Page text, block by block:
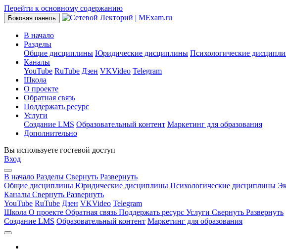
Перейти к основному содержанию
Боковая панель
В начало
Разделы
Общие дисциплины Юридические дисциплины Психологические
Каналы
YouTube RuTube Дзен VKVideo Telegram
Школа
О проекте
Обратная связь
Поддержать ресурс
Услуги
Создание LMS Образовательный контент Маркетинг для образования
Дополнительно
Вы используете гостевой доступ
Вход
В начало Разделы Свернуть Развернуть
Общие дисциплины Юридические дисциплины Психологические дисциплины
Каналы Свернуть Развернуть
YouTube RuTube Дзен VKVideo Telegram
Школа О проекте Обратная связь Поддержать ресурс Услуги Свернуть Развернуть
Создание LMS Образовательный контент Маркетинг для образования